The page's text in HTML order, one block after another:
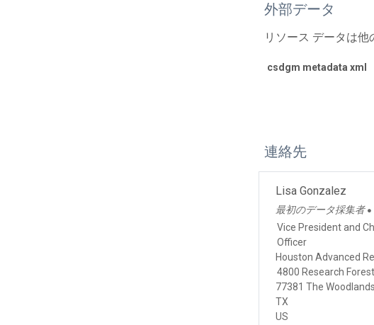
外部データ
リソース データは他
csdgm metadata xml
連絡先
Lisa Gonzalez
最初のデータ採集者 ●
Vice President and
Officer
Houston Advanced
4800 Research
77381 The Woodlands
TX
US